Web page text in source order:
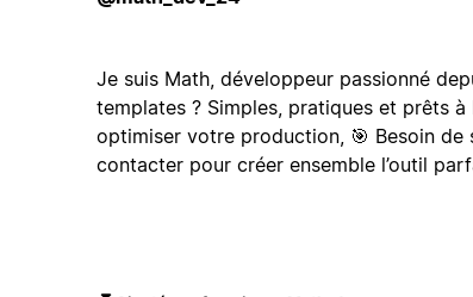
Je suis Math, développeur passionné
templates ? Simples, pratiques et prêts à
optimiser votre production, 🎯 Besoin de
contacter pour créer ensemble l’outil